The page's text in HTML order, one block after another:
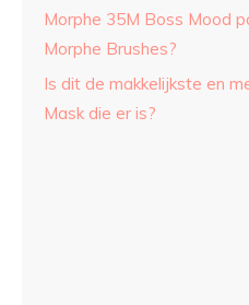
Morphe 35M Boss Mood
Morphe Brushes?
Is dit de makkelijkste en
Mask die er is?